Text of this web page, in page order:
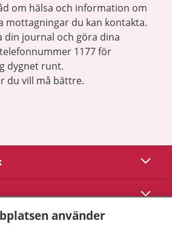
om hälsa och information om
mottagningar du kan kontakta.
din journal och göra dina
1177 för
dygnet runt.
du vill må bättre.
Visa
Visa
använder